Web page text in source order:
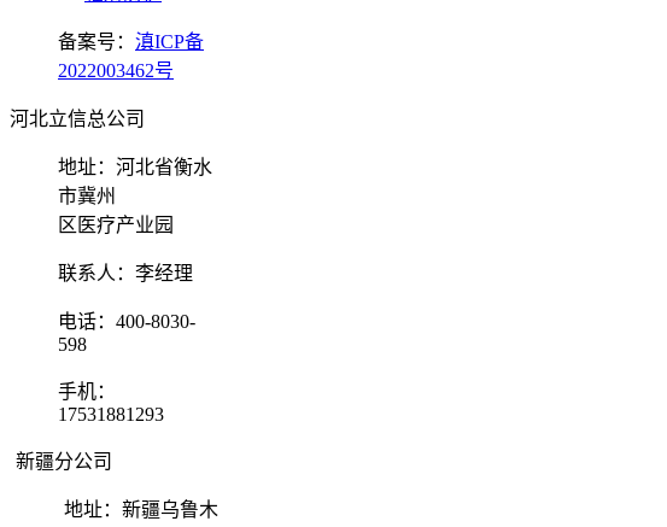
备案号： 滇ICP备
2022003462号
河北立信总公司
地址：河北省衡水
市冀州
区医疗产业园
联系人：李经理
电话：400-8030-
598
手机：
17531881293
新疆分公司
地址：新疆乌鲁木